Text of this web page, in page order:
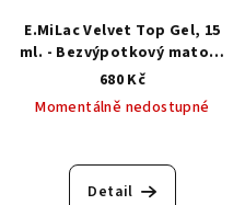
E.MiLac Velvet Top Gel, 15
ml. - Bezvýpotkový matový
vrchní top gel
680 Kč
Momentálně nedostupné
Detail